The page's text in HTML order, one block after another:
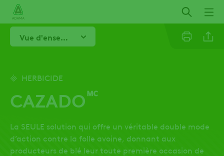
Aller
contenu
principalVue d'ensemble
HERBICIDE
CAZADO🅪
La SEULE solution qui offre un véritable double mode
d’action contre la folle avoine, donnant aux
producteurs de blé leur toute première occasion de